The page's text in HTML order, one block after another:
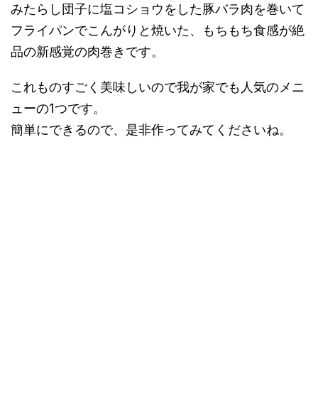
みたらし団子に塩コショウをした豚バラ肉を巻いて
フライパンでこんがりと焼いた、もちもち食感が絶
品の新感覚の肉巻きです。
これものすごく美味しいので我が家でも人気のメニ
ューの1つです。
簡単にできるので、是非作ってみてくださいね。